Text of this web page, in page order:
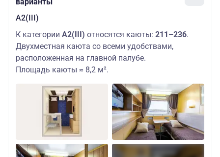
А2(III)
К категории А2(III) относятся каюты: 211–236.
Двухместная каюта со всеми удобствами,
расположенная на главной палубе.
Площадь каюты ≈ 8,2 м².